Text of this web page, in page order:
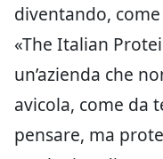
diventando,
«The Italian
un’azienda che
avicola, come da
pensare, ma